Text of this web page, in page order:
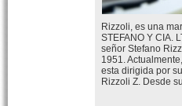
Rizzoli, es una
STEFANO Y CIA.
señor Stefano
1951.
esta dirigida por
Rizzoli Z. Desde